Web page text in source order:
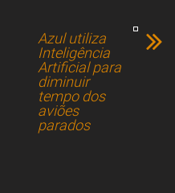
ar
e
Azul utiliza
Inteligência
Artificial para
diminuir
tempo dos
aviões
parados